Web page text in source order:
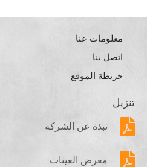
معلومات عنا
اتصل بنا
خريطة الموقع
تنزيل
نبذة عن الشركة
معرض العينات